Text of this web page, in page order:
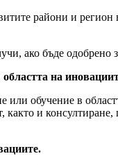
райони и
ако бъде одобрено
на
обучение в
както и